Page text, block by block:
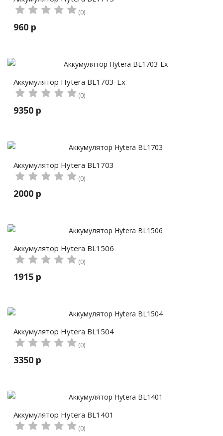
(0)
960 р
Аккумулятор Hytera BL1703-Ex
(0)
9350 р
Аккумулятор Hytera BL1703
(0)
2000 р
Аккумулятор Hytera BL1506
(0)
1915 р
Аккумулятор Hytera BL1504
(0)
3350 р
Аккумулятор Hytera BL1401
(0)